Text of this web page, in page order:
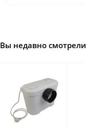
Вы недавно смотрели